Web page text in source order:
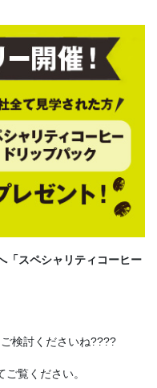
「スペシャリティコーヒー
検討くださいね????
覧ください。